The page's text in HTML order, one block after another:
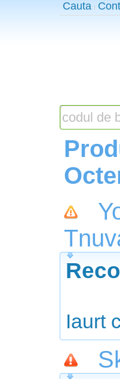
Cauta
Iaurt